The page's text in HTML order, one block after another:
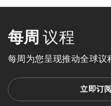
每周 议程
每周为您呈现推动全球议
立即订阅